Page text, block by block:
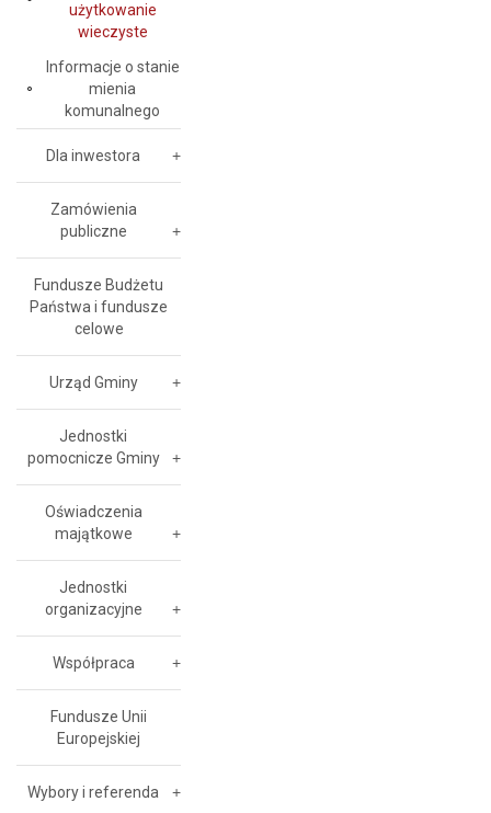
użytkowanie
wieczyste
Informacje o stanie
mienia
komunalnego
Dla inwestora
Zamówienia
publiczne
Fundusze Budżetu
Państwa i fundusze
celowe
Urząd Gminy
Jednostki
pomocnicze Gminy
Oświadczenia
majątkowe
Jednostki
organizacyjne
Współpraca
Fundusze Unii
Europejskiej
Wybory i referenda